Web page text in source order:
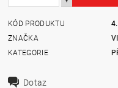
KÓD PRODUKTU
ZNAČKA
KATEGORIE
Dotaz